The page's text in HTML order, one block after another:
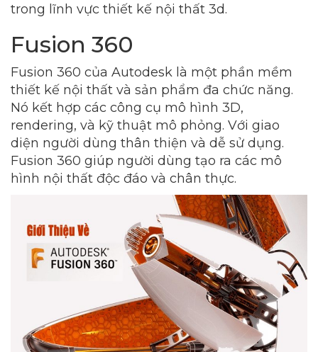
trong lĩnh vực thiết kế nội thất 3d.
Fusion 360
Fusion 360 của Autodesk là một phần mềm
thiết kế nội thất và sản phẩm đa chức năng.
Nó kết hợp các công cụ mô hình 3D,
rendering, và kỹ thuật mô phỏng. Với giao
diện người dùng thân thiện và dễ sử dụng.
Fusion 360 giúp người dùng tạo ra các mô
hình nội thất độc đáo và chân thực.